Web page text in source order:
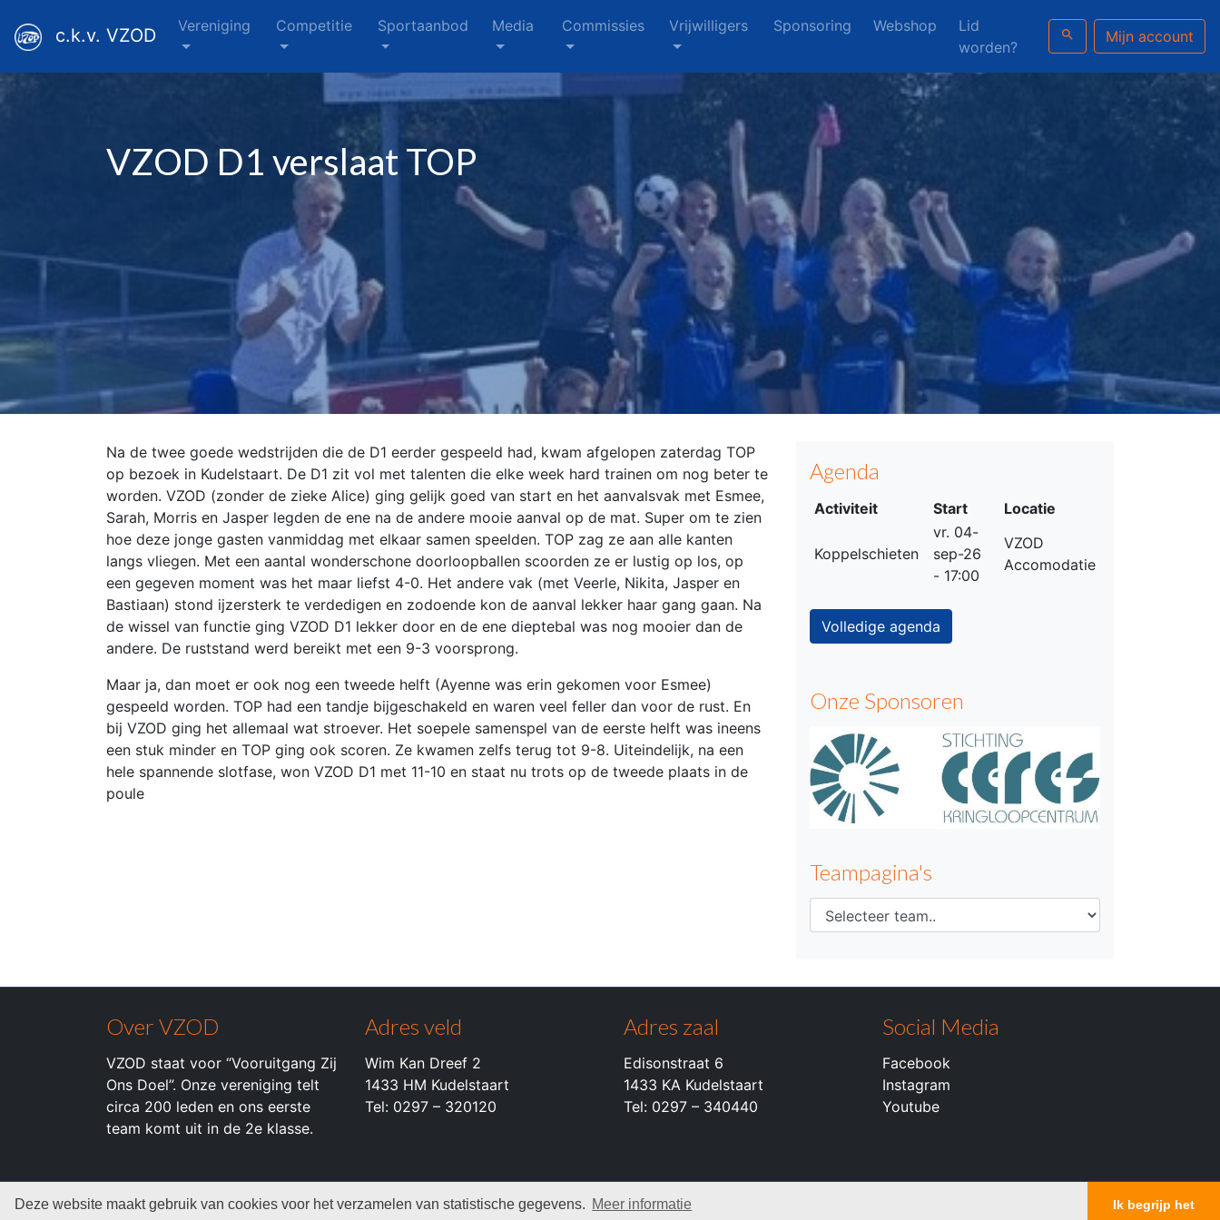
Deze website maakt gebruik van cookies voor het verzamelen van statistische gegevens. Meer informatie Ik begrijp het
c.k.v. VZOD Vereniging Competitie Sportaanbod Media Commissies Vrijwilligers Sponsoring Webshop
Lid
worden?
search Mijn account
VZOD D1 verslaat TOP
Na de twee goede wedstrijden die de D1 eerder gespeeld had, kwam afgelopen zaterdag TOP
op bezoek in Kudelstaart. De D1 zit vol met talenten die elke week hard trainen om nog beter te
worden. VZOD (zonder de zieke Alice) ging gelijk goed van start en het aanvalsvak met Esmee,
Sarah, Morris en Jasper legden de ene na de andere mooie aanval op de mat. Super om te zien
hoe deze jonge gasten vanmiddag met elkaar samen speelden. TOP zag ze aan alle kanten
langs vliegen. Met een aantal wonderschone doorloopballen scoorden ze er lustig op los, op
een gegeven moment was het maar liefst 4-0. Het andere vak (met Veerle, Nikita, Jasper en
Bastiaan) stond ijzersterk te verdedigen en zodoende kon de aanval lekker haar gang gaan. Na
de wissel van functie ging VZOD D1 lekker door en de ene dieptebal was nog mooier dan de
andere. De ruststand werd bereikt met een 9-3 voorsprong.
Maar ja, dan moet er ook nog een tweede helft (Ayenne was erin gekomen voor Esmee)
gespeeld worden. TOP had een tandje bijgeschakeld en waren veel feller dan voor de rust. En
bij VZOD ging het allemaal wat stroever. Het soepele samenspel van de eerste helft was ineens
een stuk minder en TOP ging ook scoren. Ze kwamen zelfs terug tot 9-8. Uiteindelijk, na een
hele spannende slotfase, won VZOD D1 met 11-10 en staat nu trots op de tweede plaats in de
poule
Agenda
Activiteit Start Locatie
Koppelschieten
vr. 04-
sep-26
- 17:00
VZOD
Accomodatie
Volledige agenda
Onze Sponsoren
Teampagina's
Over VZOD
VZOD staat voor “Vooruitgang Zij
Ons Doel”. Onze vereniging telt
circa 200 leden en ons eerste
team komt uit in de 2e klasse.
Adres veld
Wim Kan Dreef 2
1433 HM Kudelstaart
Tel: 0297 – 320120
Adres zaal
Edisonstraat 6
1433 KA Kudelstaart
Tel: 0297 – 340440
Social Media
Facebook
Instagram
Youtube
© 2026 c.k.v. VZOD -Privacyverklaring